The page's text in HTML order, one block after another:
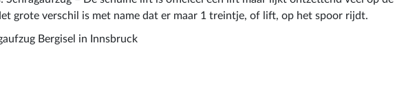
grote verschil is met name dat er maar 1 treintje, of lift, op het spoor rijdt.
Bergisel in Innsbruck